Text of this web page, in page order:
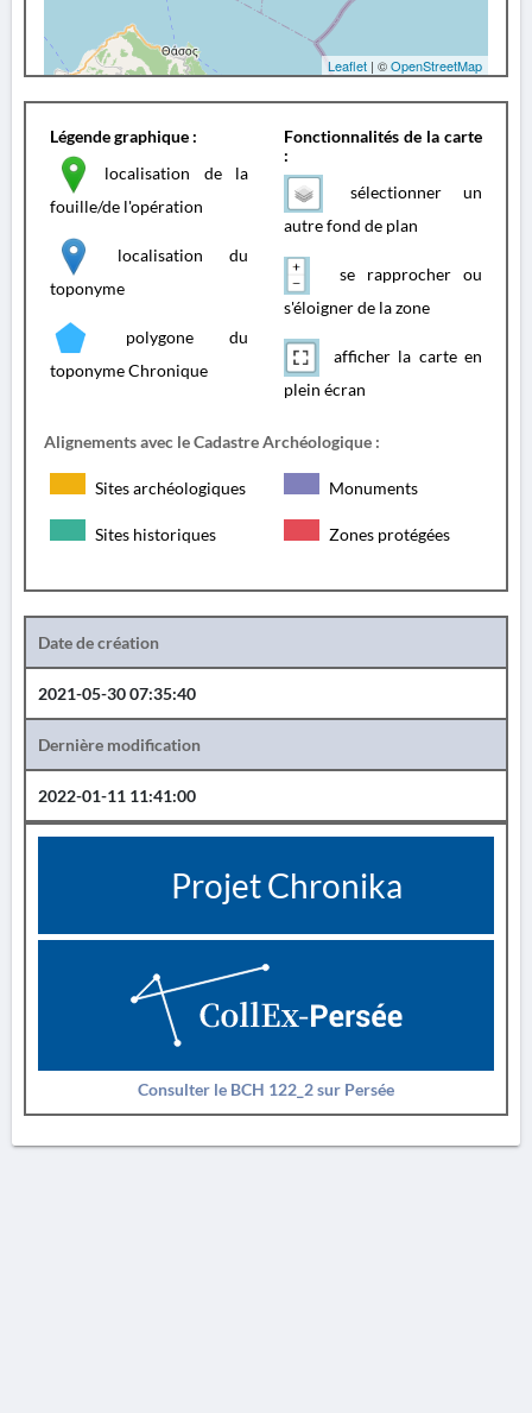
Leaflet | ©OpenStreetMap
Légende graphique :
localisation de la
fouille/de l'opération
localisation du
toponyme
polygone du
toponyme Chronique
Fonctionnalités de la carte
:
sélectionner un
autre fond de plan
se rapprocher ou
s'éloigner de la zone
afficher la carte en
plein écran
Alignements avec le Cadastre Archéologique :
Sites archéologiques Monuments
Sites historiques Zones protégées
Date de création
2021-05-30 07:35:40
Dernière modification
2022-01-11 11:41:00
Projet Chronika
Consulter le BCH 122_2 sur Persée